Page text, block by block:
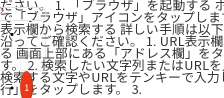
ださい。 1. 「ブラウザ」を起動する
で「ブラウザ」アイコンをタップしま
表示欄から検索する 詳しい手順は以
沿ってご確認ください。 1. URL表示
る 画面上部にある「アドレス欄」を
す。 2. 検索したい文字列またはURL
検索する文字やURLをテンキーで入
行」をタップします。 3.
前へ
1